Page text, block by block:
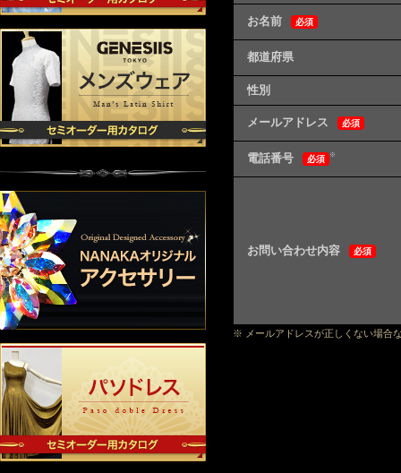
お名前 必須
都道府県
性別
メールアドレス 必須
電話番号 必須 ※
お問い合わせ内容 必須
※ メールアドレスが正しくない場合